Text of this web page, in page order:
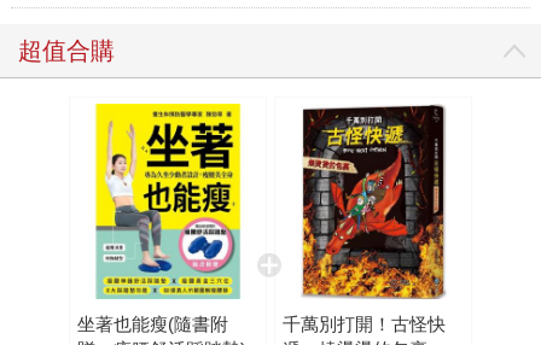
超值合購
坐著也能瘦(隨書附
千萬別打開！古怪快